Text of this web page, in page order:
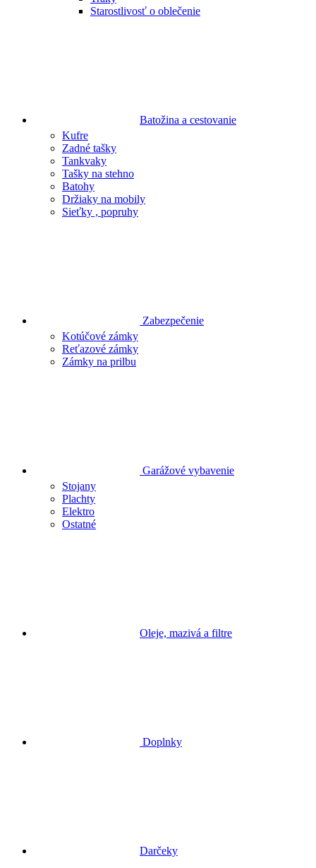
Starostlivosť o oblečenie
Batožina a cestovanie
Kufre
Zadné tašky
Tankvaky
Tašky na stehno
Batohy
Držiaky na mobily
Sieťky , popruhy
Zabezpečenie
Kotúčové zámky
Reťazové zámky
Zámky na prilbu
Garážové vybavenie
Stojany
Plachty
Elektro
Ostatné
Oleje, mazivá a filtre
Doplnky
Darčeky